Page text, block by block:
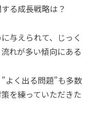
る成長戦略は？
与えられて、じっく
れが多い傾向にある
よく出る問題”も多数
を練っていただきた